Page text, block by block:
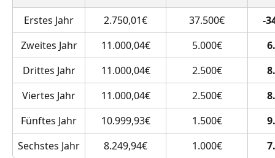
Erstes Jahr
2.750,01€ 37.500€
-
Zweites Jahr
11.000,04€ 5.000€
Drittes Jahr
11.000,04€ 2.500€
Viertes Jahr
11.000,04€ 2.500€
Fünftes Jahr
10.999,93€ 1.500€
Sechstes Jahr
8.249,94€ 1.000€